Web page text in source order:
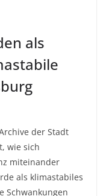
als
der Stadt
wie sich
miteinander
als klimastabiles
Schwankungen